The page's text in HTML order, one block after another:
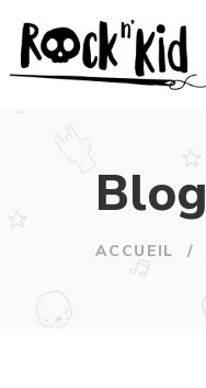
Blog
ACCUEIL /